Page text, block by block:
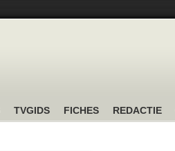
TVGIDS FICHES REDACTIE